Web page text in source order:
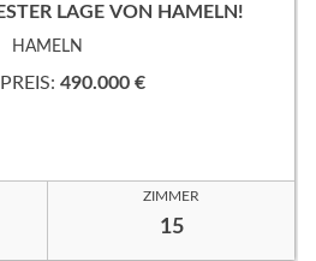
LAGE VON HAMELN!
HAMELN
490.000 €
ZIMMER
15